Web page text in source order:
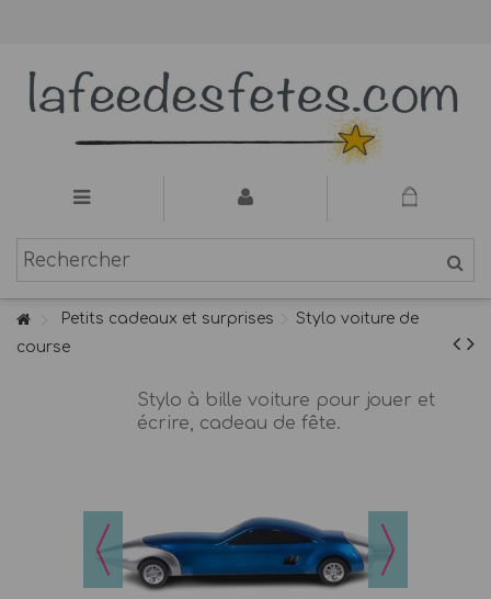
Petits cadeaux et surprises
Stylo voiture de
course
Stylo à bille voiture pour jouer et
écrire, cadeau de fête.